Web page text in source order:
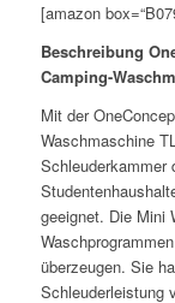
[amazon
Beschreibung
Camping-
Mit der
Waschmaschine
Schleuderkammer
geeignet. Die Mini
überzeugen. Sie
Schleuderleistung